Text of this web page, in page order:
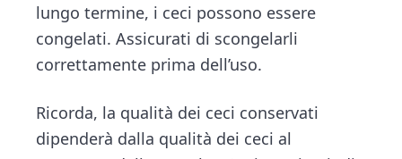
lungo termine, i ceci possono essere
congelati. Assicurati di scongelarli
correttamente prima dell’uso.
Ricorda, la qualità dei ceci conservati
dipenderà dalla qualità dei ceci al